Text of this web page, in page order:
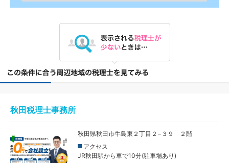
秋田税理士事務所
秋田県秋田市牛島東２丁目２−３９ ２階
アクセス
JR秋田駅から車で10分(駐車場あり)